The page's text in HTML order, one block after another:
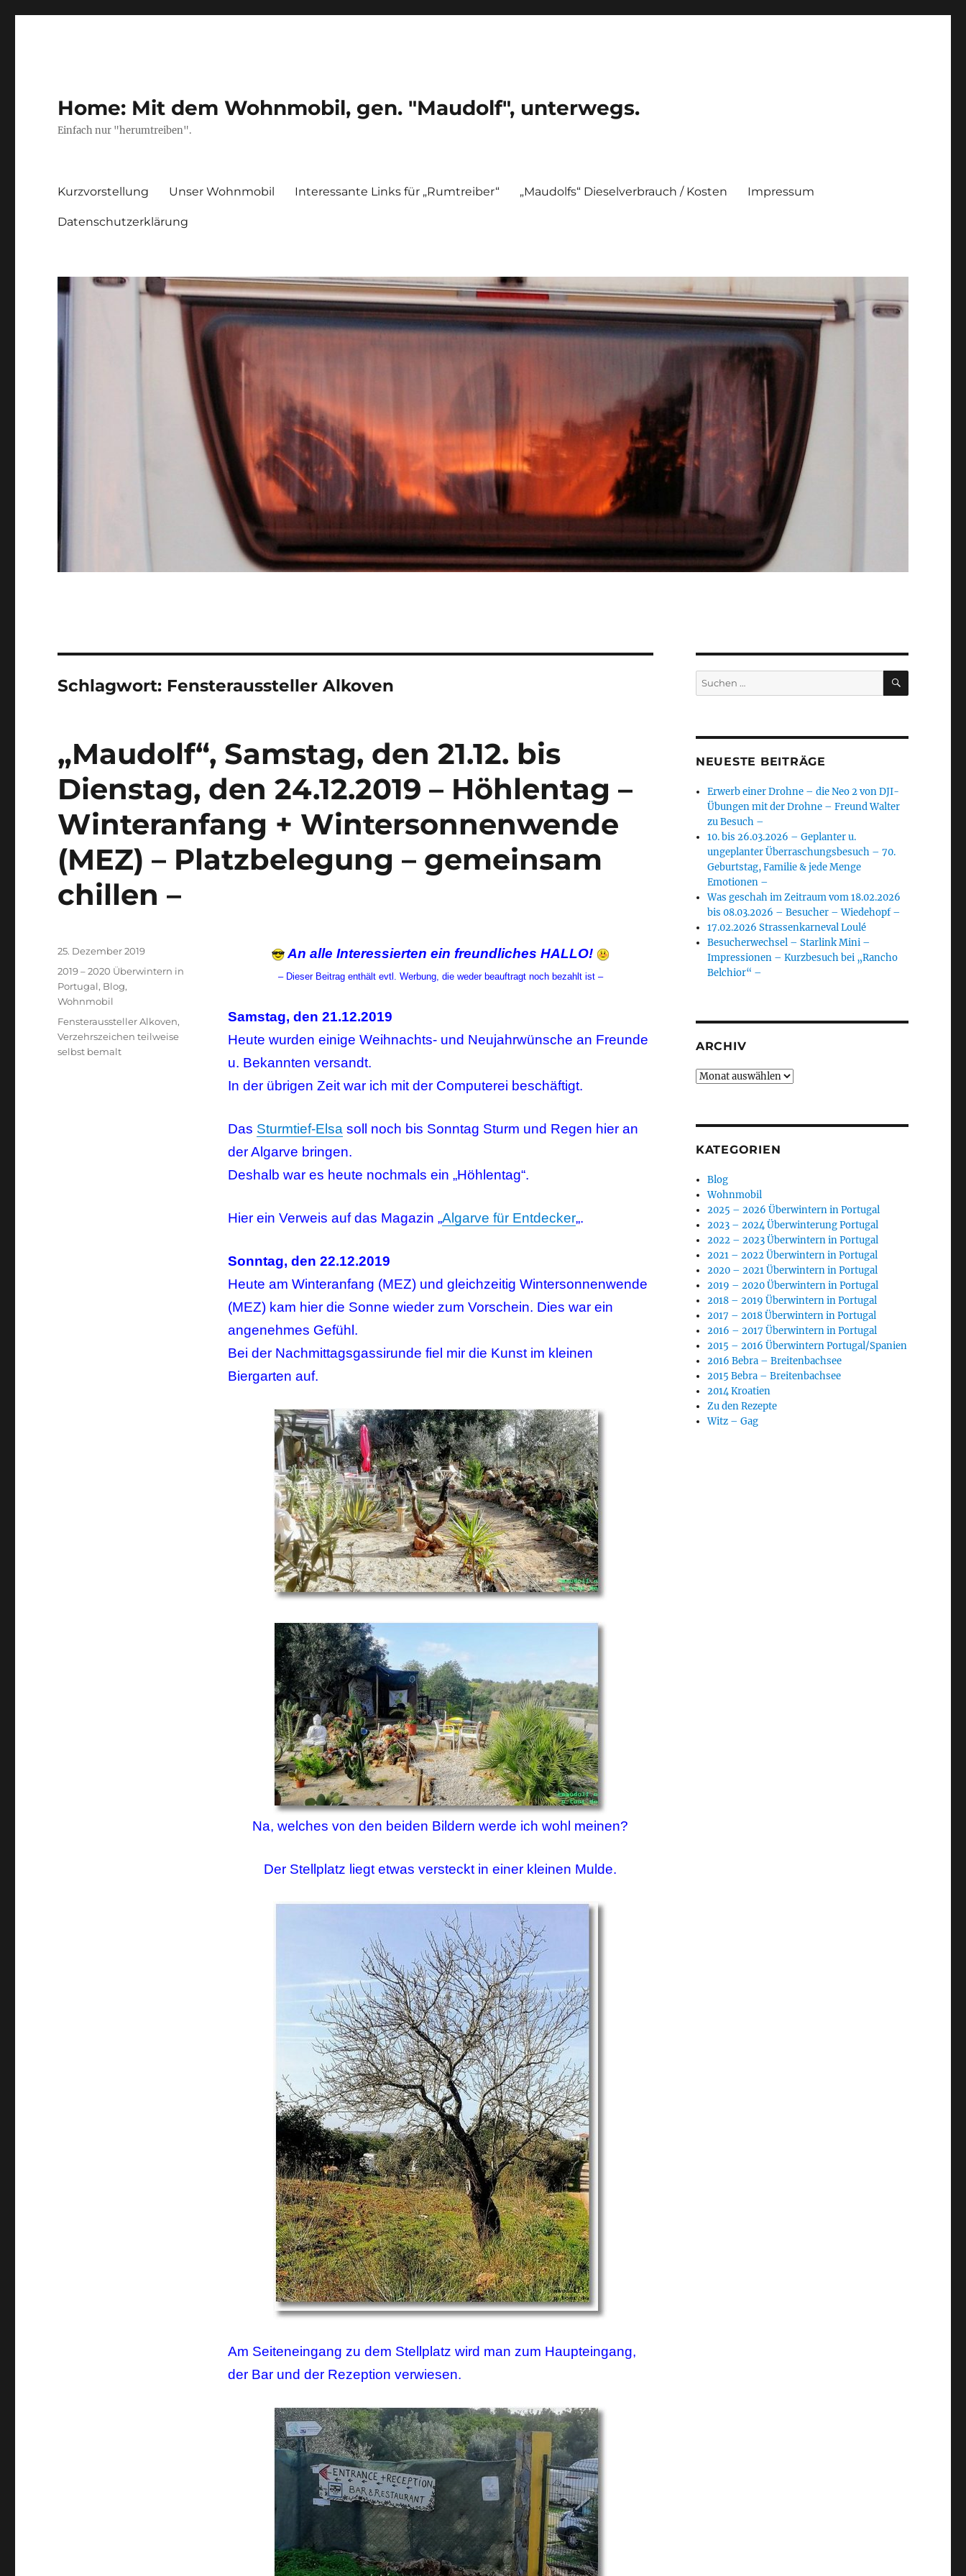
Home: Mit dem Wohnmobil, gen. "Maudolf", unterwegs.
Einfach nur "herumtreiben".
Kurzvorstellung Unser Wohnmobil Interessante Links für „Rumtreiber“ „Maudolfs“ Dieselverbrauch / Kosten Impressum
Datenschutzerklärung
Schlagwort: Fensteraussteller Alkoven
„Maudolf“, Samstag, den 21.12. bis
Dienstag, den 24.12.2019 – Höhlentag –
Winteranfang + Wintersonnenwende
(MEZ) – Platzbelegung – gemeinsam
chillen –
An alle Interessierten ein freundliches HALLO!
– Dieser Beitrag enthält evtl. Werbung, die weder beauftragt noch bezahlt ist –
Samstag, den 21.12.2019
Heute wurden einige Weihnachts- und Neujahrwünsche an Freunde
u. Bekannten versandt.
In der übrigen Zeit war ich mit der Computerei beschäftigt.
Das Sturmtief-Elsasoll noch bis Sonntag Sturm und Regen hier an
der Algarve bringen.
Deshalb war es heute nochmals ein „Höhlentag“.
Hier ein Verweis auf das Magazin „Algarve für Entdecker„.
Sonntag, den 22.12.2019
Heute am Winteranfang (MEZ) und gleichzeitig Wintersonnenwende
(MEZ) kam hier die Sonne wieder zum Vorschein. Dies war ein
angenehmes Gefühl.
Bei der Nachmittagsgassirunde fiel mir die Kunst im kleinen
Biergarten auf.
Na, welches von den beiden Bildern werde ich wohl meinen?
Der Stellplatz liegt etwas versteckt in einer kleinen Mulde.
Am Seiteneingang zu dem Stellplatz wird man zum Haupteingang,
der Bar und der Rezeption verwiesen.
Veröffentlicht
am
25. Dezember 2019
Kategorien
2019 – 2020 Überwintern in
Portugal, Blog,
Wohnmobil
Schlagwörter
Fensteraussteller Alkoven,
Verzehrszeichen teilweise
selbst bemalt
Suchen
nach:
SUCHEN
NEUESTE BEITRÄGE
Erwerb einer Drohne – die Neo 2 von DJI-
Übungen mit der Drohne – Freund Walter
zu Besuch –
10. bis 26.03.2026 – Geplanter u.
ungeplanter Überraschungsbesuch – 70.
Geburtstag, Familie & jede Menge
Emotionen –
Was geschah im Zeitraum vom 18.02.2026
bis 08.03.2026 – Besucher – Wiedehopf –
17.02.2026 Strassenkarneval Loulé
Besucherwechsel – Starlink Mini –
Impressionen – Kurzbesuch bei „Rancho
Belchior“ –
ARCHIV
Archiv
KATEGORIEN
Blog
Wohnmobil
2025 – 2026 Überwintern in Portugal
2023 – 2024 Überwinterung Portugal
2022 – 2023 Überwintern in Portugal
2021 – 2022 Überwintern in Portugal
2020 – 2021 Überwintern in Portugal
2019 – 2020 Überwintern in Portugal
2018 – 2019 Überwintern in Portugal
2017 – 2018 Überwintern in Portugal
2016 – 2017 Überwintern in Portugal
2015 – 2016 Überwintern Portugal/Spanien
2016 Bebra – Breitenbachsee
2015 Bebra – Breitenbachsee
2014 Kroatien
Zu den Rezepte
Witz – Gag